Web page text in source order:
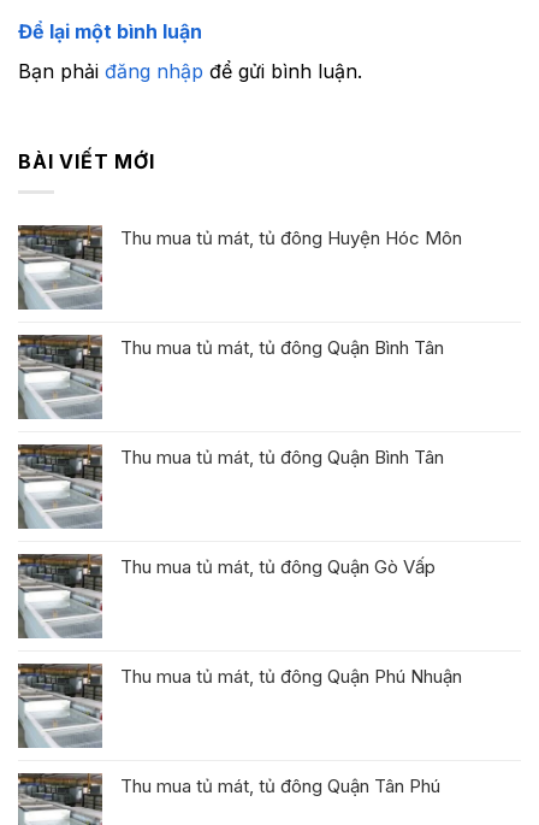
Để lại một bình luận
Bạn phải đăng nhập để gửi bình luận.
BÀI VIẾT MỚI
Thu mua tủ mát, tủ đông Huyện Hóc Môn
Thu mua tủ mát, tủ đông Quận Bình Tân
Thu mua tủ mát, tủ đông Quận Bình Tân
Thu mua tủ mát, tủ đông Quận Gò Vấp
Thu mua tủ mát, tủ đông Quận Phú Nhuận
Thu mua tủ mát, tủ đông Quận Tân Phú